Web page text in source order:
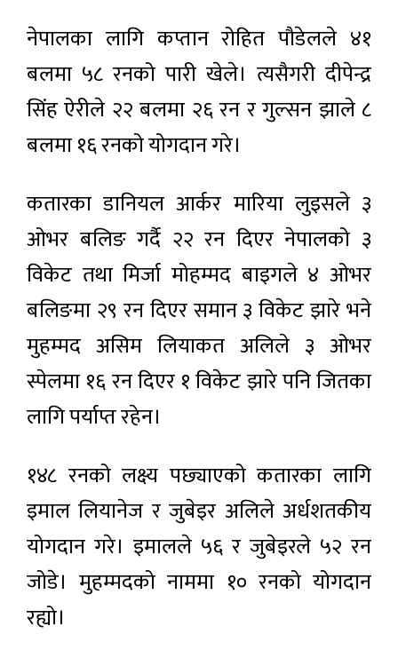
नेपालका लागि कप्तान रोहित पौडेलले ४१
बलमा ५८ रनको पारी खेले। त्यसैगरी दीपेन्द्र
सिंह ऐरीले २२ बलमा २६ रन र गुल्सन झाले ८
बलमा १६ रनको योगदान गरे।
कतारका डानियल आर्कर मारिया लुइसले ३
ओभर बलिङ गर्दै २२ रन दिएर नेपालको ३
विकेट तथा मिर्जा मोहम्मद बाइगले ४ ओभर
बलिङमा २९ रन दिएर समान ३ विकेट झारे भने
मुहम्मद असिम लियाकत अलिले ३ ओभर
स्पेलमा १६ रन दिएर १ विकेट झारे पनि जितका
लागि पर्याप्त रहेन।
१४८ रनको लक्ष्य पछ्याएको कतारका लागि
इमाल लियानेज र जुबेइर अलिले अर्धशतकीय
योगदान गरे। इमालले ५६ र जुबेइरले ५२ रन
जोडे। मुहम्मदको नाममा १० रनको योगदान
रह्यो।